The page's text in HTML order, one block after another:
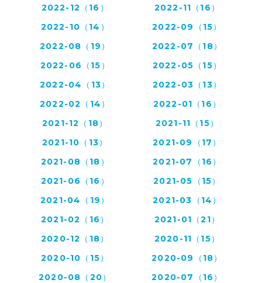
2022-12（16）
2022-11（16）
2022-10（14）
2022-09（15）
2022-08（19）
2022-07（18）
2022-06（15）
2022-05（15）
2022-04（13）
2022-03（13）
2022-02（14）
2022-01（16）
2021-12（18）
2021-11（15）
2021-10（13）
2021-09（17）
2021-08（18）
2021-07（16）
2021-06（16）
2021-05（15）
2021-04（19）
2021-03（14）
2021-02（16）
2021-01（21）
2020-12（18）
2020-11（15）
2020-10（15）
2020-09（18）
2020-08（20）
2020-07（16）